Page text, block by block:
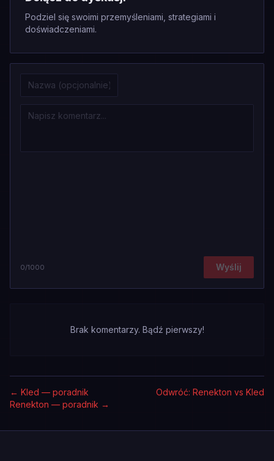
Podziel się swoimi przemyśleniami, strategiami i
doświadczeniami.
0/1000 Wyślij
Brak komentarzy. Bądź pierwszy!
← Kled — poradnik
Odwróć: Renekton vs Kled
Renekton — poradnik →